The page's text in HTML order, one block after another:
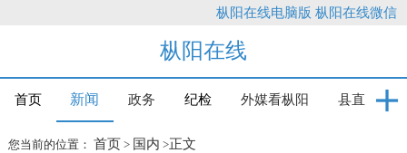
枞阳在线电脑版 枞阳在线微信
枞阳在线
首页 新闻 政务 纪检 外媒看枞阳 县直
您当前的位置： 首页 > 国内 >正文